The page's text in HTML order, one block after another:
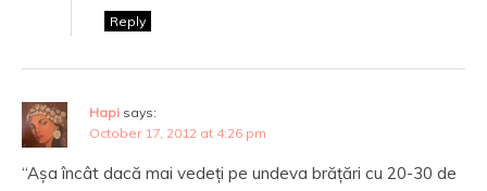
Reply
Hapi says:
October 17, 2012 at 4:26 pm
“Așa încât dacă mai vedeți pe undeva brățări cu 20-30 de